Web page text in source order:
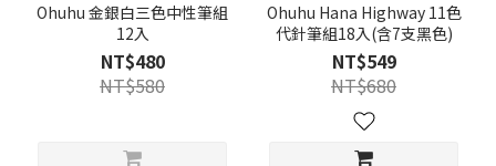
Ohuhu 金銀白三色中性筆組
12入
NT$480
NT$580
Ohuhu Hana Highway 11色
代針筆組18入(含7支黑色)
NT$549
NT$680